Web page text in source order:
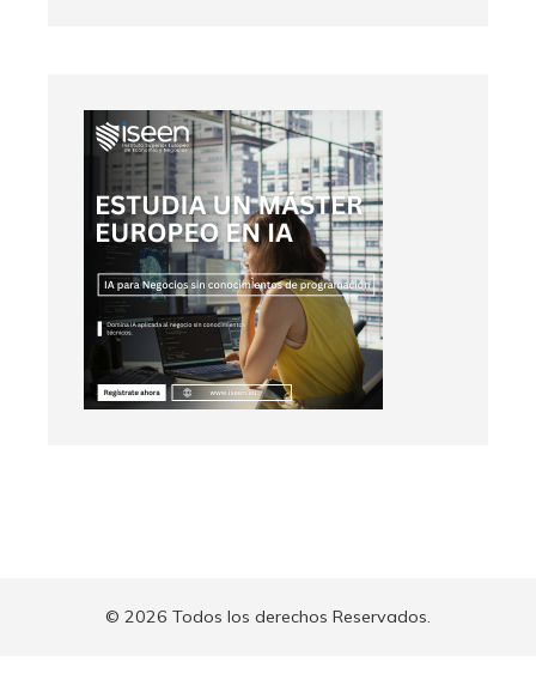
© 2026 Todos los derechos Reservados.